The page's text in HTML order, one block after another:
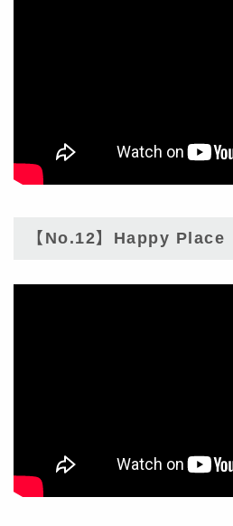
【No.12】Happy Place